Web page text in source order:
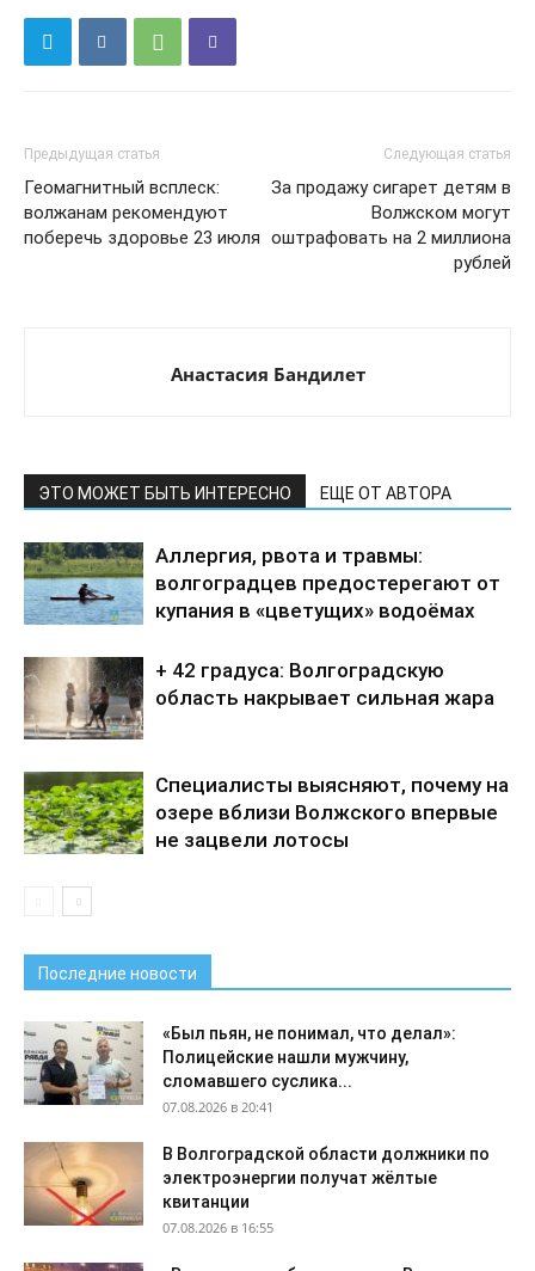
Предыдущая статья
Геомагнитный всплеск:
волжанам рекомендуют
поберечь здоровье 23 июля
Следующая статья
За продажу сигарет детям в
Волжском могут
оштрафовать на 2 миллиона
рублей
Анастасия Бандилет
ЭТО МОЖЕТ БЫТЬ ИНТЕРЕСНО ЕЩЕ ОТ АВТОРА
Аллергия, рвота и травмы:
волгоградцев предостерегают от
купания в «цветущих» водоёмах
+ 42 градуса: Волгоградскую
область накрывает сильная жара
Специалисты выясняют, почему на
озере вблизи Волжского впервые
не зацвели лотосы
Последние новости
«Был пьян, не понимал, что делал»:
Полицейские нашли мужчину,
сломавшего суслика...
07.08.2026 в 20:41
В Волгоградской области должники по
электроэнергии получат жёлтые
квитанции
07.08.2026 в 16:55